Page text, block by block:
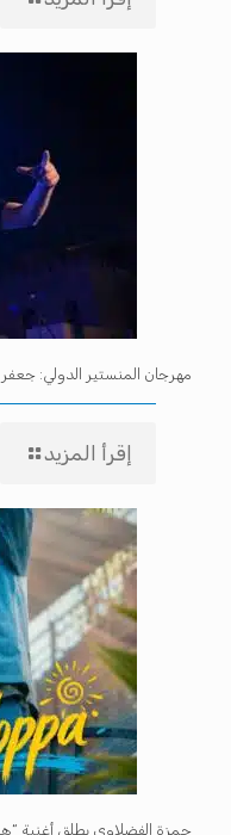
مهرجان المنستير الدولي: جعفر
إقرأ المزيد
حمزة الفضلاوي يطلق أغنية